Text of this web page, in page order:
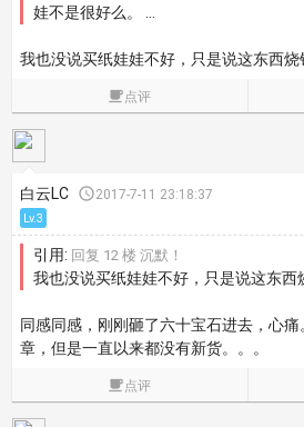
娃不是很好么。 ...
我也没说买纸娃娃不好，只是说这东西烧
点评
白云LC 2017-7-11 23:18:37
Lv.3
引用: 回复 12 楼 沉默！
我也没说买纸娃娃不好，只是说这东西
同感同感，刚刚砸了六十宝石进去，心
章，但是一直以来都没有新货。。。
点评